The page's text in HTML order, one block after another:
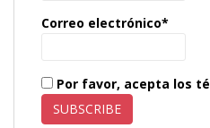
Correo electrónico*
Por favor, acepta los